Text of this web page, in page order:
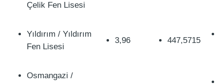
Çelik Fen Lisesi
Yıldırım / Yıldırım
Fen Lisesi
3,96 447,5715
Osmangazi /